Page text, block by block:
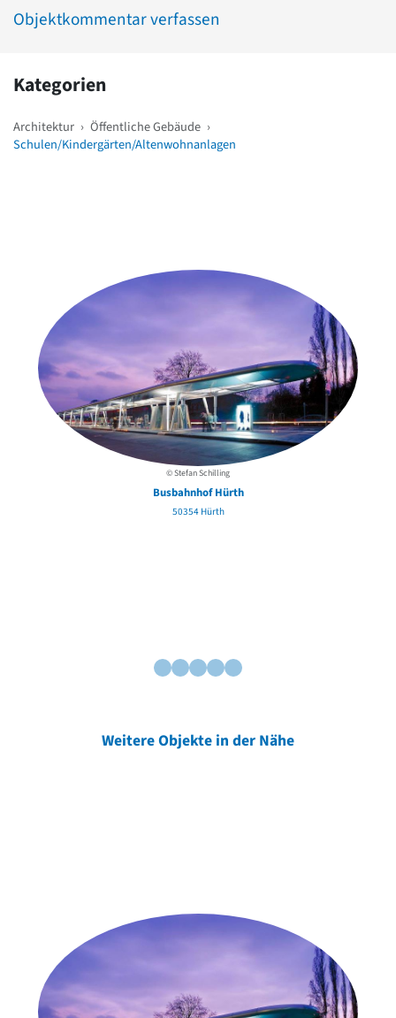
Objektkommentar verfassen
Kategorien
Architektur › Öffentliche Gebäude ›
Schulen/Kindergärten/Altenwohnanlagen
© Stefan Schilling
Busbahnhof Hürth
50354 Hürth
Weitere Objekte in der Nähe